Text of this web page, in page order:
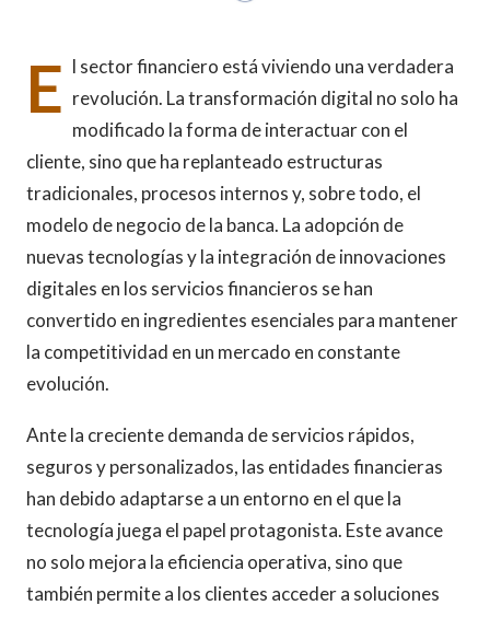
E l sector financiero está viviendo una verdadera
revolución. La transformación digital no solo ha
modificado la forma de interactuar con el
cliente, sino que ha replanteado estructuras
tradicionales, procesos internos y, sobre todo, el
modelo de negocio de la banca. La adopción de
nuevas tecnologías y la integración de innovaciones
digitales en los servicios financieros se han
convertido en ingredientes esenciales para mantener
la competitividad en un mercado en constante
evolución.
Ante la creciente demanda de servicios rápidos,
seguros y personalizados, las entidades financieras
han debido adaptarse a un entorno en el que la
tecnología juega el papel protagonista. Este avance
no solo mejora la eficiencia operativa, sino que
también permite a los clientes acceder a soluciones